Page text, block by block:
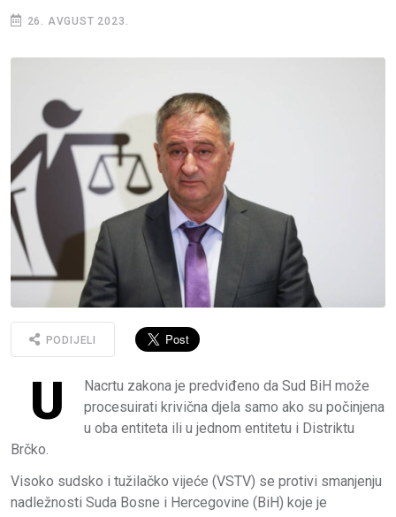
26. AVGUST 2023.
PODIJELI
U
Nacrtu zakona je predviđeno da Sud BiH može
procesuirati krivična djela samo ako su počinjena
u oba entiteta ili u jednom entitetu i Distriktu
Brčko.
Visoko sudsko i tužilačko vijeće (VSTV) se protivi smanjenju
nadležnosti Suda Bosne i Hercegovine (BiH) koje je